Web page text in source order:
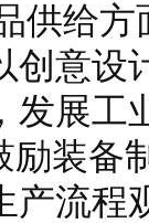
供给
创意设
发展工
励装备
产流程